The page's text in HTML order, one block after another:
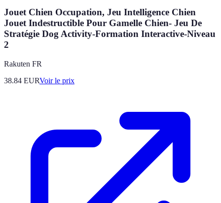
Jouet Chien Occupation, Jeu Intelligence Chien
Jouet Indestructible Pour Gamelle Chien- Jeu De
Stratégie Dog Activity-Formation Interactive-Niveau
2
Rakuten FR
38.84 EURVoir le prix